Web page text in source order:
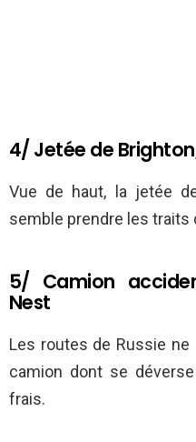
4/ Jetée de
Vue de haut, la jetée
semble prendre les traits
5/ Camion
Nest
Les routes de Russie
camion dont se
frais.